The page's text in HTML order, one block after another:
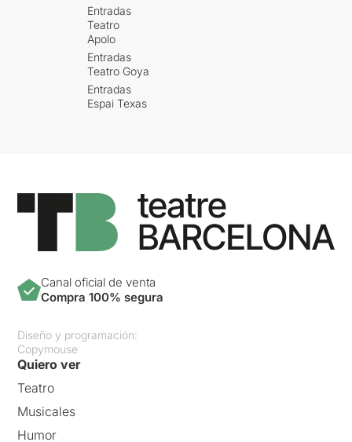
Entradas
Teatro
Apolo
Entradas
Teatro Goya
Entradas
Espai Texas
Canal oficial de venta
Compra 100% segura
Diseño y programación:
Copymouse
Quiero ver
Teatro
Musicales
Humor